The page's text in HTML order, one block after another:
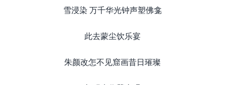
雪浸染 万千华光钟声塑佛龛
此去蒙尘饮乐宴
朱颜改怎不见窟画昔日璀璨